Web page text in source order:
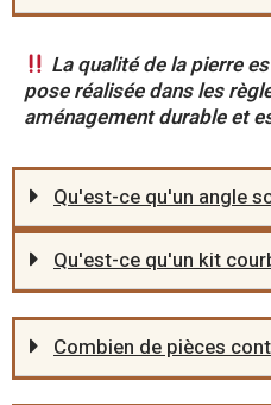
La qualité de la pierre
pose réalisée dans les
aménagement durable et
Qu'est-ce qu'un angle
Qu'est-ce qu'un kit
Combien de pièces